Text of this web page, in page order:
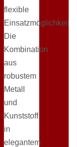
flexible
Einsatzmöglichkeiten.
Die
Kombination
aus
robustem
Metall
und
Kunststoff
in
elegantem